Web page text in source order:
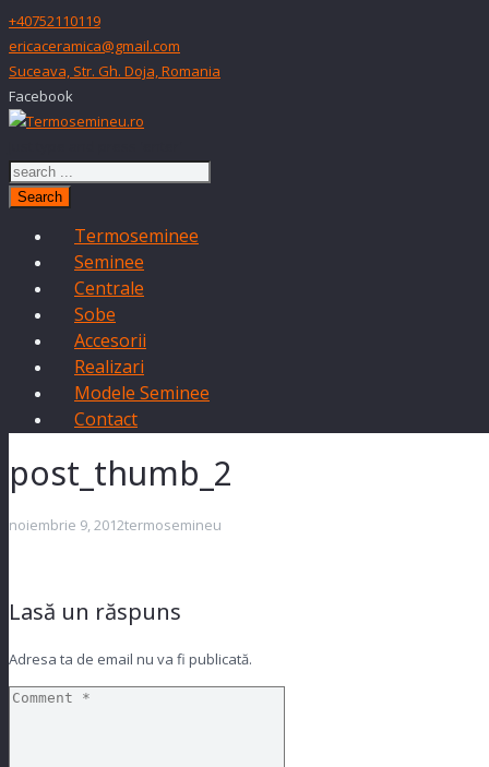
+40752110119
ericaceramica@gmail.com
Suceava, Str. Gh. Doja, Romania
Facebook
Search
Termoseminee
Seminee
Centrale
Sobe
Accesorii
Realizari
Modele Seminee
Contact
post_thumb_2
noiembrie 9, 2012termosemineu
Lasă un răspuns
Adresa ta de email nu va fi publicată.